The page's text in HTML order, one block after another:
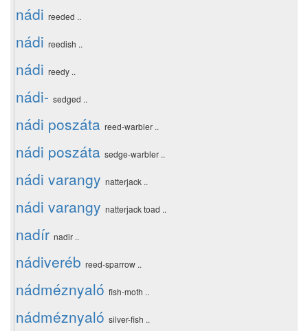
nádi reeded ..
nádi reedish ..
nádi reedy ..
nádi- sedged ..
nádi poszáta reed-warbler ..
nádi poszáta sedge-warbler ..
nádi varangy natterjack ..
nádi varangy natterjack toad ..
nadír nadir ..
nádiveréb reed-sparrow ..
nádméznyaló fish-moth ..
nádméznyaló silver-fish ..